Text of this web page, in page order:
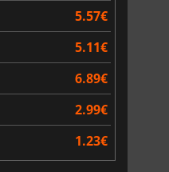
5.57€
5.11€
6.89€
2.99€
1.23€